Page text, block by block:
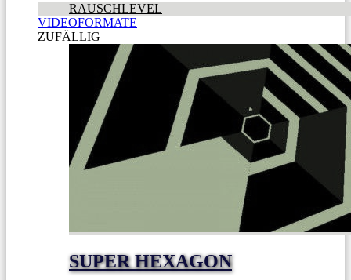
RAUSCHLEVEL
VIDEOFORMATE
ZUFÄLLIG
SUPER HEXAGON